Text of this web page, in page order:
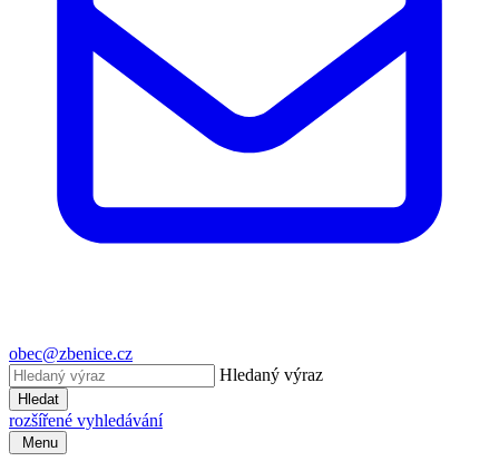
obec@zbenice.cz
Hledaný výraz
Hledat
rozšířené vyhledávání
Menu